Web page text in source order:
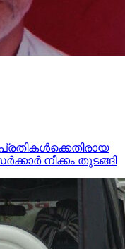
നീക്കം തുടങ്ങി